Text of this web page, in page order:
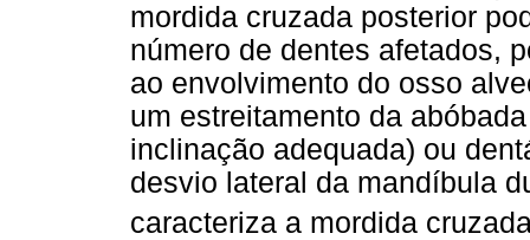
mordida cruzada posterior
número de dentes afetados,
ao envolvimento do osso
um estreitamento da
inclinação adequada) ou
desvio lateral da mandíbula
caracteriza a mordida